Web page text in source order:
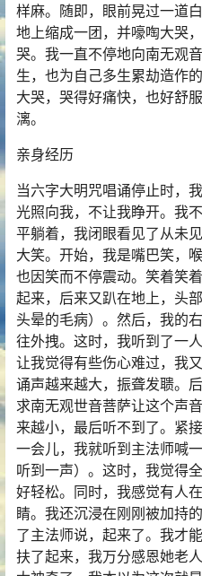
样麻。随即，眼前晃过一道
地上缩成一团，并嚎啕大哭
哭。我一直不停地向南无观
生，也为自己多生累劫造作
大哭，哭得好痛快，也好舒
漓。
亲身经历
当六字大明咒唱诵停止时，
光照向我，不让我睁开。我
平躺着，我闭眼看见了从未
大笑。开始，我是嘴巴笑，
也因笑而不停震动。笑着笑
起来，后来又趴在地上，头
头晕的毛病）。然后，我的
往外拽。这时，我听到了一
让我觉得有些伤心难过，我
诵声越来越大，振聋发聩。
求南无观世音菩萨让这个声
来越小，最后听不到了。紧
一会儿，我就听到主法师喊
听到一声）。这时，我觉得
好轻松。同时，我感觉有人
睛。我还沉浸在刚刚被加持
了主法师说，起来了。我才
扶了起来，我万分感恩她老